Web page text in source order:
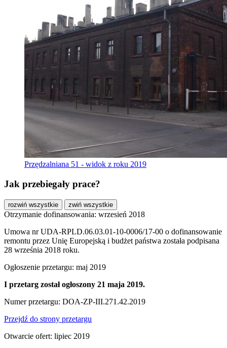
Przędzalniana 51 - widok z roku 2019
Jak przebiegały prace?
rozwiń wszystkie zwiń wszystkie
Otrzymanie dofinansowania: wrzesień 2018
Umowa nr UDA-RPLD.06.03.01-10-0006/17-00 o dofinansowanie
remontu przez Unię Europejską i budżet państwa została podpisana
28 września 2018 roku.
Ogłoszenie przetargu: maj 2019
I przetarg został ogłoszony 21 maja 2019.
Numer przetargu: DOA-ZP-III.271.42.2019
Przejdź do strony przetargu
Otwarcie ofert: lipiec 2019